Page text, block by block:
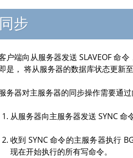
步
户端向从服务器发送SLAVEOF命令
是， 将从服务器的数据库状态更新
务器对主服务器的同步操作需要通
从服务器向主服务器发送 SYNC命
收到 SYNC命令的主服务器执行
现在开始执行的所有写命令。